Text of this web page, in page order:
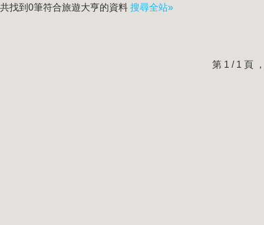
共找到0筆符合旅遊大亨的資料 搜尋全站»
第 1 / 1